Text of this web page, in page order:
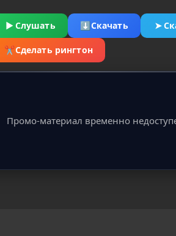
▶ Слушать ⬇Скачать ➤
✂Сделать рингтон
Промо-материал временно